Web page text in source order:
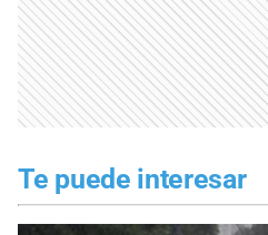
Te puede interesar